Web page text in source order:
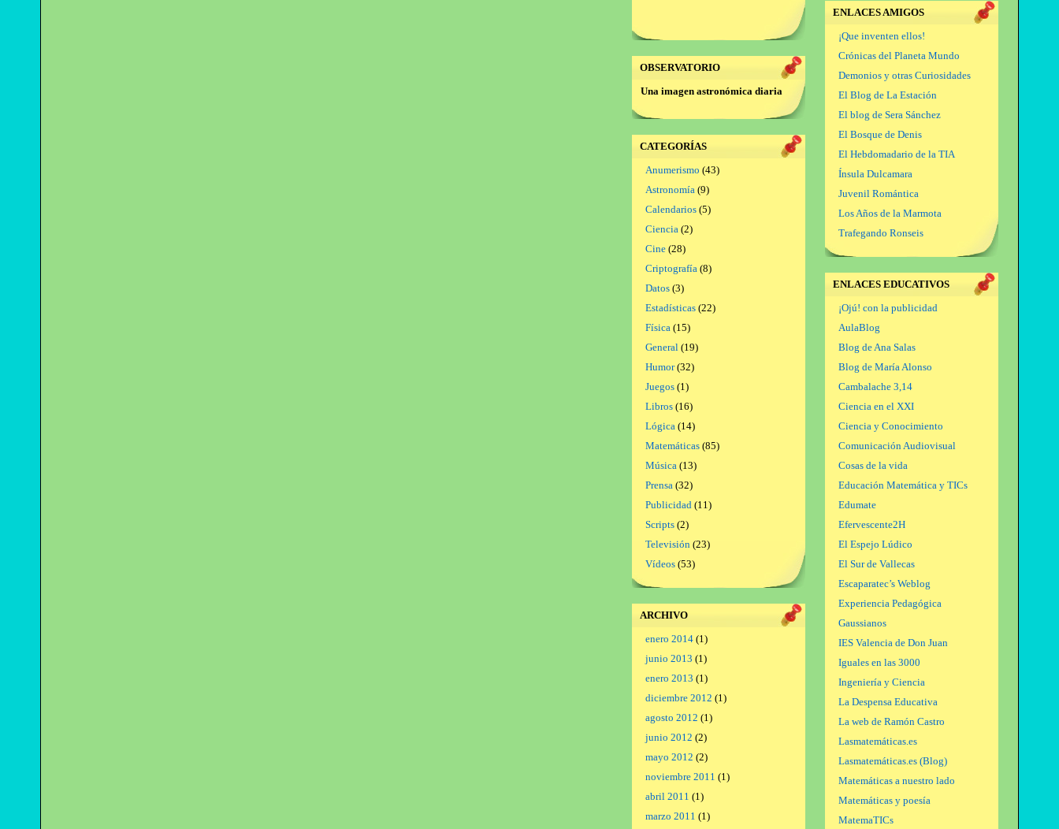
OBSERVATORIO
Una imagen astronómica diaria
CATEGORÍAS
Anumerismo (43)
Astronomía(9)
Calendarios(5)
Ciencia(2)
Cine(28)
Criptografía(8)
Datos(3)
Estadísticas(22)
Física(15)
General(19)
Humor(32)
Juegos(1)
Libros(16)
Lógica(14)
Matemáticas(85)
Música(13)
Prensa(32)
Publicidad(11)
Scripts(2)
Televisión(23)
Vídeos(53)
ARCHIVO
enero 2014(1)
junio 2013 (1)
enero 2013 (1)
diciembre 2012 (1)
agosto 2012 (1)
junio 2012 (2)
mayo 2012 (2)
noviembre 2011 (1)
abril 2011 (1)
marzo 2011 (1)
ENLACES AMIGOS
¡Que inventen ellos!
Crónicas del Planeta Mundo
Demonios y otras Curiosidades
El Blog de La Estación
El blog de Sera Sánchez
El Bosque de Denis
El Hebdomadario de la TIA
Ínsula Dulcamara
Juvenil Romántica
Los Años de la Marmota
Trafegando Ronseis
ENLACES EDUCATIVOS
¡Ojú! con la publicidad
AulaBlog
Blog de Ana Salas
Blog de María Alonso
Cambalache 3,14
Ciencia en el XXI
Ciencia y Conocimiento
Comunicación Audiovisual
Cosas de la vida
Educación Matemática y TICs
Edumate
Efervescente2H
El Espejo Lúdico
El Sur de Vallecas
Escaparatec’s Weblog
Experiencia Pedagógica
Gaussianos
IES Valencia de Don Juan
Iguales en las 3000
Ingeniería y Ciencia
La Despensa Educativa
La web de Ramón Castro
Lasmatemáticas.es
Lasmatemáticas.es (Blog)
Matemáticas a nuestro lado
Matemáticas y poesía
MatemaTICs